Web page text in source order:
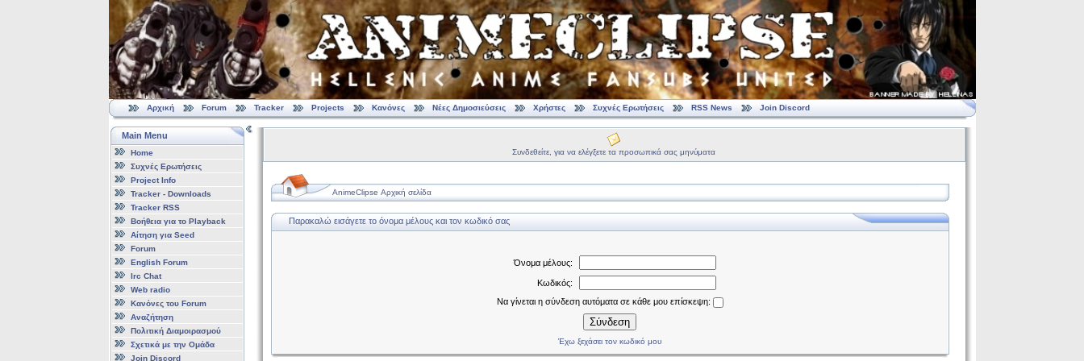
Αρχική Forum Tracker Projects Κανόνες Νέες Δημοσιεύσεις Χρήστες Συχνές Ερωτήσεις RSS News Join Discord
Main Menu
Home
Συχνές Ερωτήσεις
Project Info
Tracker - Downloads
Tracker RSS
Βοήθεια για το Playback
Αίτηση για Seed
Forum
English Forum
Irc Chat
Web radio
Κανόνες του Forum
Αναζήτηση
Πολιτική Διαμοιρασμού
Σχετικά με την Ομάδα
Join Discord
Συνδεθείτε, για να ελέγξετε τα προσωπικά σας μηνύματα
AnimeClipse Αρχική σελίδα
Παρακαλώ εισάγετε το όνομα μέλους και τον κωδικό σας
Όνομα μέλους:
Κωδικός:
Να γίνεται η σύνδεση αυτόματα σε κάθε μου επίσκεψη:
Σύνδεση
Έχω ξεχάσει τον κωδικό μου